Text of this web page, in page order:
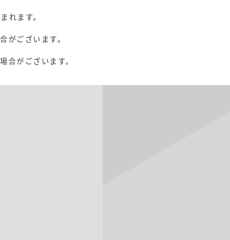
れます。
がございます。
合がございます。